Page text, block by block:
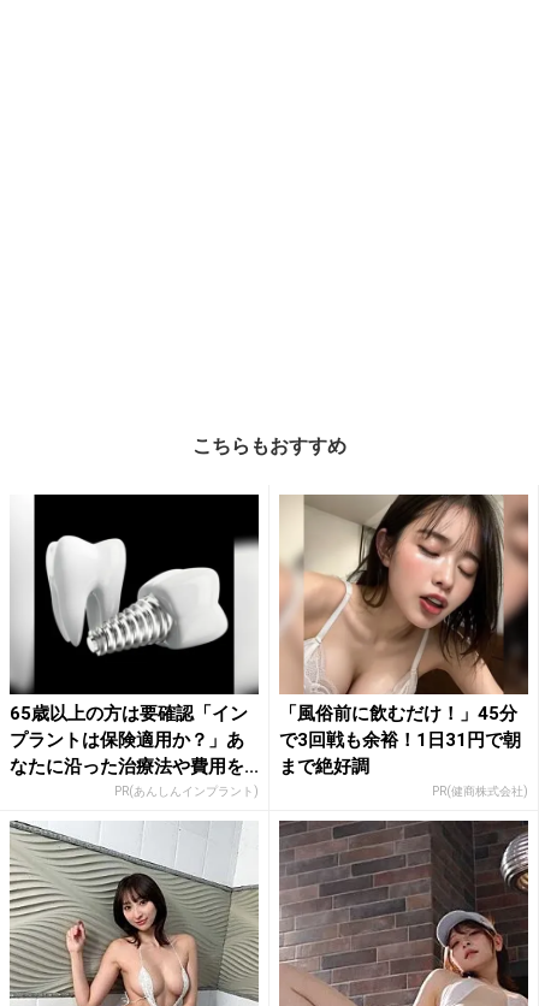
こちらもおすすめ
65歳以上の方は要確認「イン
プラントは保険適用か？」あ
なたに沿った治療法や費用を...
PR(あんしんインプラント)
「風俗前に飲むだけ！」45分
で3回戦も余裕！1日31円で朝
まで絶好調
PR(健商株式会社)